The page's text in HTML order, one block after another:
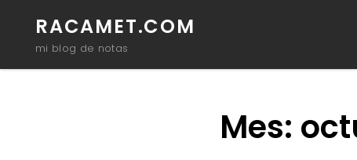
RACAMET.COM
mi blog de notas
Mes: